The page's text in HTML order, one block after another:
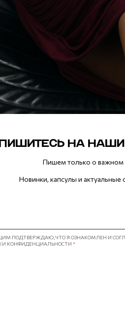
НА
Пишем только о важном
Новинки, капсулы и актуальные
ПОДТВЕРЖДАЮ, ЧТО Я ОЗНАКОМЛЕН И
КОНФИДЕНЦИАЛЬНОСТИ*